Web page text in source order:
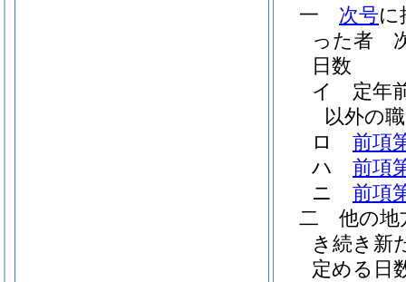
一
次号に
った者
日数
イ
定年
以外の
ロ
前項
ハ
前項
ニ
前項
二
他の地
き続き新
定める日